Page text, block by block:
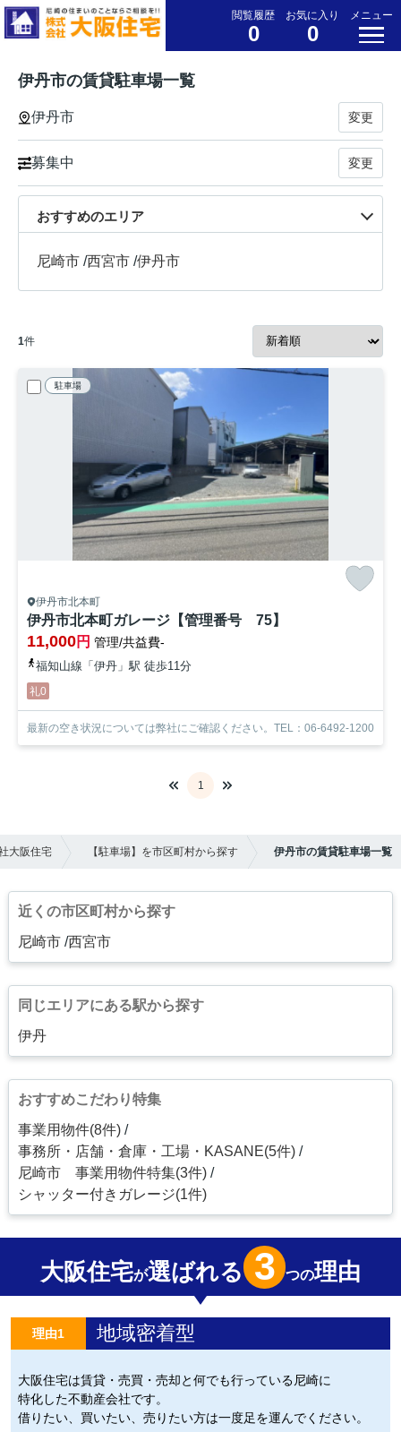
閲覧履歴
0
お気に入り
0
メニュー
伊丹市の賃貸駐車場一覧
伊丹市 変更
募集中 変更
おすすめのエリア
尼崎市 /西宮市 /伊丹市
1件
駐車場
伊丹市北本町
伊丹市北本町ガレージ【管理番号 75】
11,000円 管理/共益費-
福知山線「伊丹」駅 徒歩11分
礼0
最新の空き状況については弊社にご確認ください。TEL：06-6492-1200
1
大阪住宅 【駐車場】を市区町村から探す 伊丹市の賃貸駐車場一覧
近くの市区町村から探す
尼崎市 西宮市
同じエリアにある駅から探す
伊丹
おすすめこだわり特集
事業用物件(8件)
事務所・店舗・倉庫・工場・KASANE(5件)
尼崎市 事業用物件特集(3件)
シャッター付きガレージ(1件)
大阪住宅が選ばれる 3 つの理由
理由1 地域密着型
大阪住宅は賃貸・売買・売却と何でも行っている尼崎に
特化した不動産会社です。
借りたい、買いたい、売りたい方は一度足を運んでください。